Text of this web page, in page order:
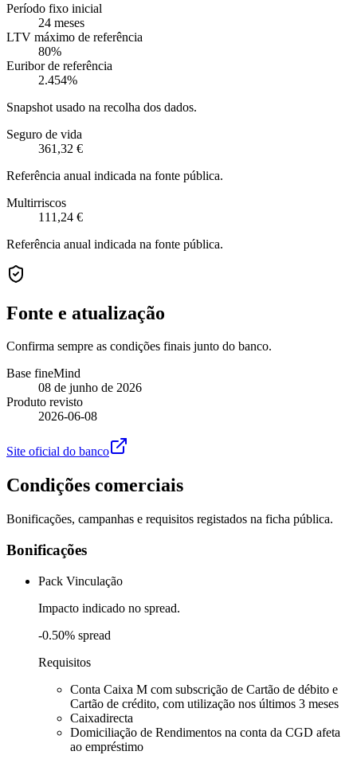
Período fixo inicial
24 meses
LTV máximo de referência
80%
Euribor de referência
2.454%
Snapshot usado na recolha dos dados.
Seguro de vida
361,32 €
Referência anual indicada na fonte pública.
Multirriscos
111,24 €
Referência anual indicada na fonte pública.
Fonte e atualização
Confirma sempre as condições finais junto do banco.
Base fineMind
08 de junho de 2026
Produto revisto
2026-06-08
Site oficial do banco
Condições comerciais
Bonificações, campanhas e requisitos registados na ficha pública.
Bonificações
Pack Vinculação
Impacto indicado no spread.
-0.50% spread
Requisitos
Conta Caixa M com subscrição de Cartão de débito e
Cartão de crédito, com utilização nos últimos 3 meses
Caixadirecta
Domiciliação de Rendimentos na conta da CGD afeta
ao empréstimo